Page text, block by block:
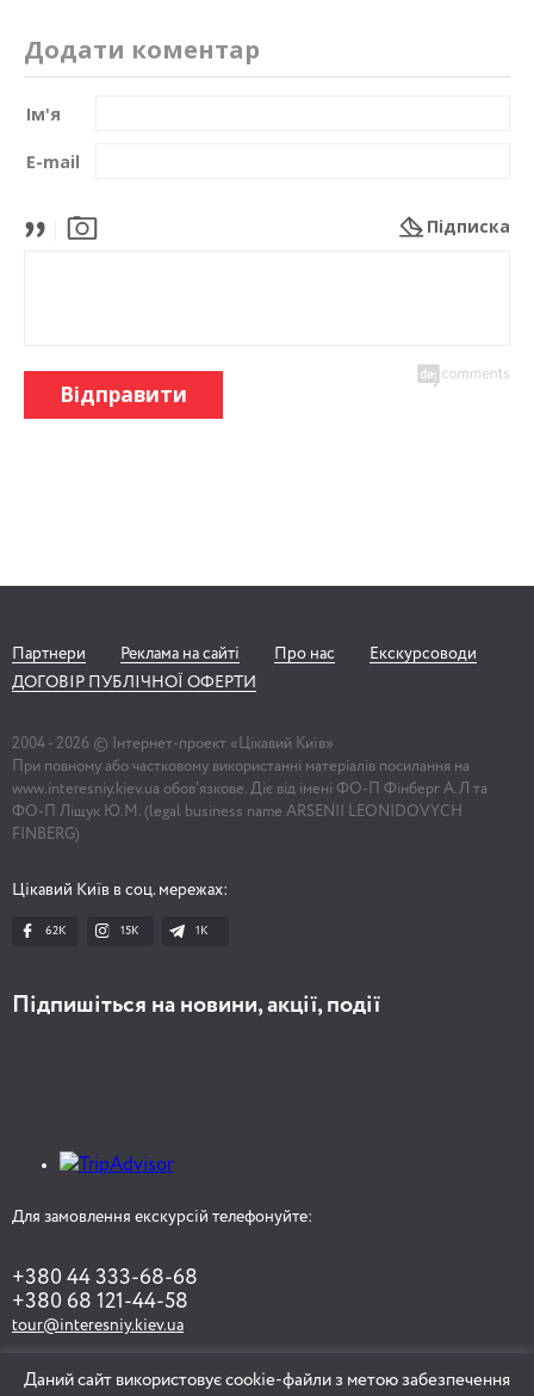
Даний сайт використовує cookie-файли з метою забезпечення
Додати коментар
Ім'я
E-mail
Підписка
Відправити
Партнери Реклама на сайті Про нас
Екскурсоводи
ДОГОВІР ПУБЛІЧНОЇ ОФЕРТИ
2004 - 2026 © Інтернет-проект «Цікавий Київ»
При повному або частковому використанні матеріалів посилання на
www.interesniy.kiev.ua обов'язкове. Діє від імені ФО-П Фінберг А.Л та
ФО-П Ліщук Ю.М. (legal business name ARSENII LEONIDOVYCH
FINBERG)
Цікавий Київ в соц. мережах:
62K 15K 1К
Підпишіться на новини, акції, події
Для замовлення екскурсій телефонуйте:
+380 44 333-68-68
+380 68 121-44-58
tour@interesniy.kiev.ua